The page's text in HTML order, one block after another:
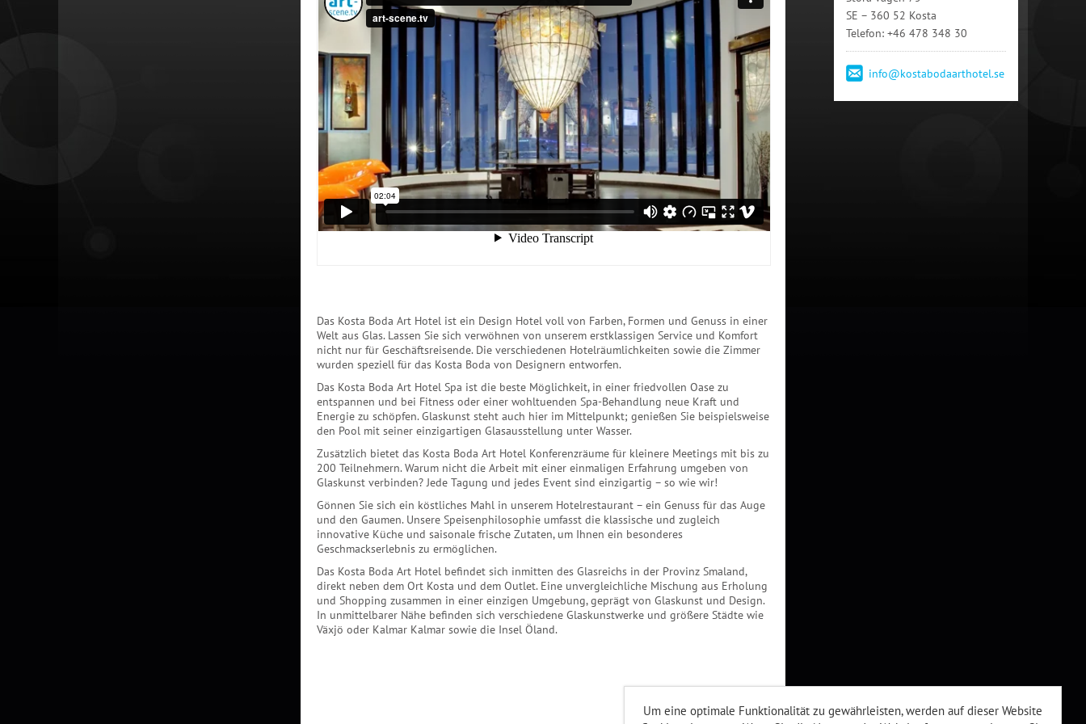
Das Kosta Boda Art Hotel ist ein Design Hotel voll von Farben, Formen und Genuss in einer
Welt aus Glas. Lassen Sie sich verwöhnen von unserem erstklassigen Service und Komfort
nicht nur für Geschäftsreisende. Die verschiedenen Hotelräumlichkeiten sowie die Zimmer
wurden speziell für das Kosta Boda von Designern entworfen.
Das Kosta Boda Art Hotel Spa ist die beste Möglichkeit, in einer friedvollen Oase zu
entspannen und bei Fitness oder einer wohltuenden Spa-Behandlung neue Kraft und
Energie zu schöpfen. Glaskunst steht auch hier im Mittelpunkt; genießen Sie beispielsweise
den Pool mit seiner einzigartigen Glasausstellung unter Wasser.
Zusätzlich bietet das Kosta Boda Art Hotel Konferenzräume für kleinere Meetings mit bis zu
200 Teilnehmern. Warum nicht die Arbeit mit einer einmaligen Erfahrung umgeben von
Glaskunst verbinden? Jede Tagung und jedes Event sind einzigartig – so wie wir!
Gönnen Sie sich ein köstliches Mahl in unserem Hotelrestaurant – ein Genuss für das Auge
und den Gaumen. Unsere Speisenphilosophie umfasst die klassische und zugleich
innovative Küche und saisonale frische Zutaten, um Ihnen ein besonderes
Geschmackserlebnis zu ermöglichen.
Das Kosta Boda Art Hotel befindet sich inmitten des Glasreichs in der Provinz Smaland,
direkt neben dem Ort Kosta und dem Outlet. Eine unvergleichliche Mischung aus Erholung
und Shopping zusammen in einer einzigen Umgebung, geprägt von Glaskunst und Design.
In unmittelbarer Nähe befinden sich verschiedene Glaskunstwerke und größere Städte wie
Växjö oder Kalmar Kalmar sowie die Insel Öland.
SE – 360 52 Kosta
Telefon: +46 478 348 30
info@kostabodaarthotel.se
Um eine optimale Funktionalität zu gewährleisten, werden auf dieser Website